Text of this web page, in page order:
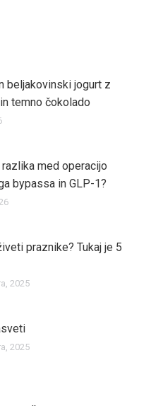
beljakovinski jogurt z
temno čokolado
razlika med operacijo
bypassa in GLP-1?
praznike? Tukaj je 5
2025
2025